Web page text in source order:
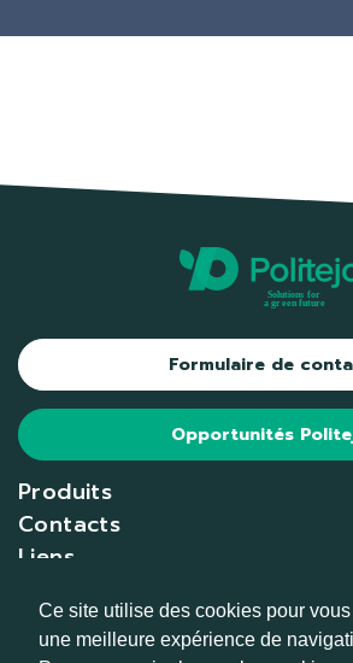
Ce site utilise des cookies pour
une meilleure expérience de
Formulaire de
Opportunités
Produits
Contacts
Liens